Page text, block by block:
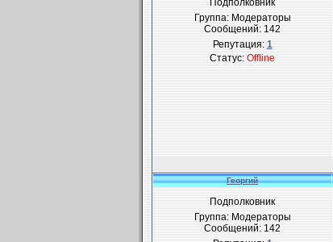
Подполковник
Группа: Модераторы
Сообщений:142
Репутация:1
Статус:Offline
Георгий
Подполковник
Группа: Модераторы
Сообщений:142